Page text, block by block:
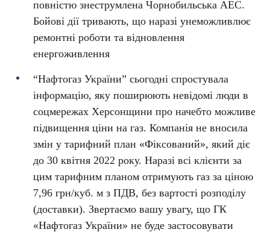
повністю знеструмлена Чорнобильська АЕС.
Бойові дії тривають, що наразі унеможливлює
ремонтні роботи та відновлення
енергоживлення
“Нафтогаз України” сьогодні спростувала
інформацію, яку поширюють невідомі люди в
соцмережах Херсонщини про начебто можливе
підвищення ціни на газ. Компанія не вносила
змін у тарифний план «Фіксований», який діє
до 30 квітня 2022 року. Наразі всі клієнти за
цим тарифним планом отримують газ за ціною
7,96 грн/куб. м з ПДВ, без вартості розподілу
(доставки). Звертаємо вашу увагу, що ГК
«Нафтогаз України» не буде застосовувати